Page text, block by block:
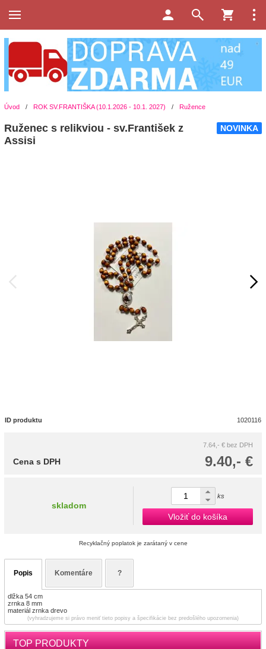
Úvod / ROK SV.FRANTIŠKA (10.1.2026 - 10.1. 2027) / Ružence
NOVINKA
Ruženec s relikviou - sv.František z
Assisi
ID produktu 1020116
7.64,- € bez DPH
9.40,- €
Cena s DPH
skladom
ks
Vložiť do košíka
Recyklačný poplatok je zarátaný v cene
Popis Komentáre ?
dlžka 54 cm
zrnka 8 mm
materiál zrnka drevo
(vyhradzujeme si právo meniť tieto popisy a špecifikácie bez predošlého upozornenia)
TOP PRODUKTY